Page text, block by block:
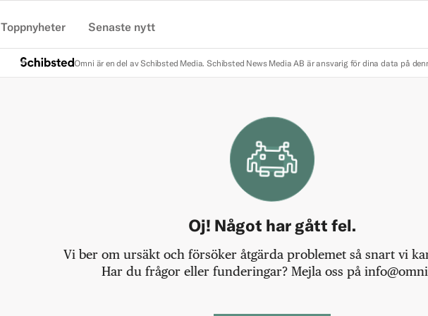
Toppnyheter Senaste nytt
Omni är en del av Schibsted Media. Schibsted News Media AB är ansvarig för dina data på
Oj! Något har gått fel.
Vi ber om ursäkt och försöker åtgärda problemet så snart vi
Har du frågor eller funderingar? Mejla oss på